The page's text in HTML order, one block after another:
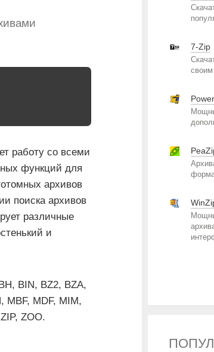
работу со всеми
функций для
архивов
поиска архивов
различные
и
BIN, BZ2, BZA,
MBF, MDF, MIM,
ZOO.
7-Zip